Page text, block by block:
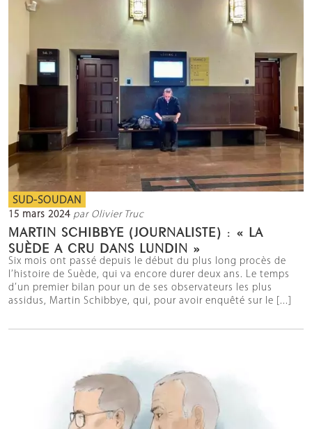
SUD-SOUDAN
15 mars 2024 par Olivier Truc
MARTIN SCHIBBYE (JOURNALISTE) : « LA
SUÈDE A CRU DANS LUNDIN »
Six mois ont passé depuis le début du plus long procès de
l’histoire de Suède, qui va encore durer deux ans. Le temps
d’un premier bilan pour un de ses observateurs les plus
assidus, Martin Schibbye, qui, pour avoir enquêté sur le [...]